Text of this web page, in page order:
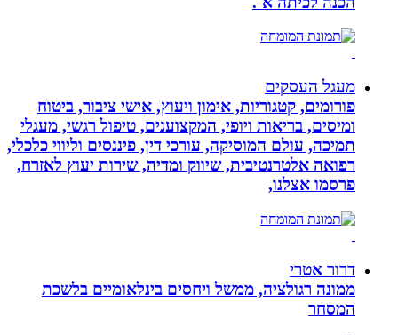
מעגל העסקים
פורומים, קטגוריות, אימון ויעוץ, אישי ציבור, ביטוח
ומיסים, בריאות ויופי, המקצוענים, טיפול רגשי, מעגלי
תמיכה, עולם המוסיקה, עורכי דין, פיננסים וליווי כלכלי,
רפואה אלטרנטיבית, שיווק ומדיה, שירות יעוץ לאזרח,
פרסמו אצלנו,
דרור אטרי
ממונה רגולציה, ממשל ויחסים בינלאומיים בלשכת
המסחר